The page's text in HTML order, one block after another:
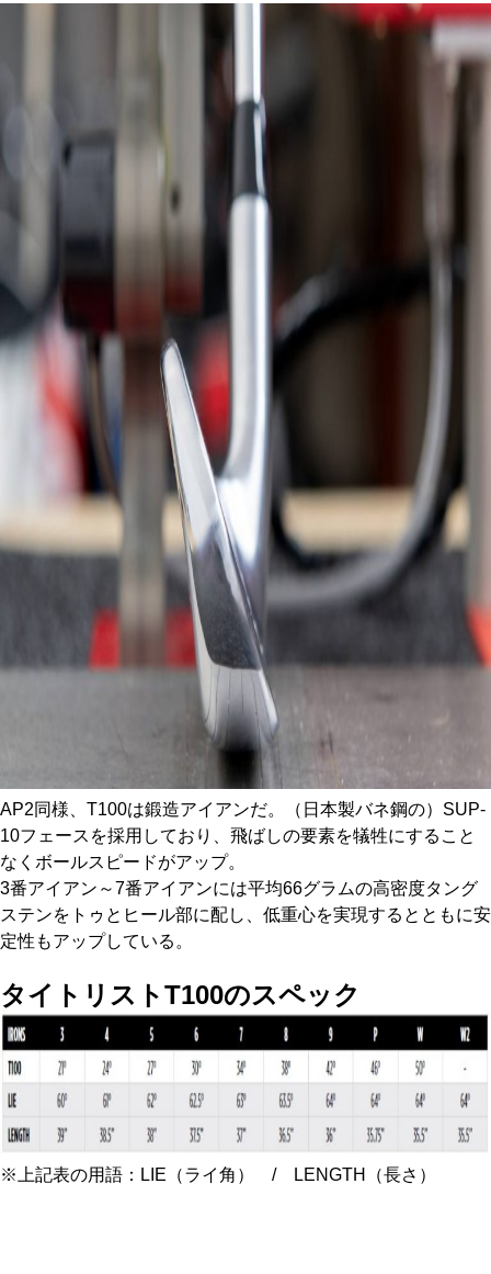
AP2同様、T100は鍛造アイアンだ。（日本製バネ鋼の）SUP-
10フェースを採用しており、飛ばしの要素を犠牲にすること
なくボールスピードがアップ。
3番アイアン～7番アイアンには平均66グラムの高密度タング
ステンをトゥとヒール部に配し、低重心を実現するとともに安
定性もアップしている。
タイトリストT100のスペック
※上記表の用語：LIE（ライ角） / LENGTH（長さ）